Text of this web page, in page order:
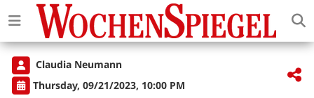
Claudia Neumann
Thursday, 09/21/2023, 10:00 PM